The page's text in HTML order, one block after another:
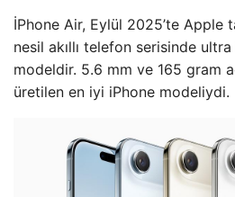
İPhone Air, Eylül 2025’te Apple
nesil akıllı telefon serisinde
modeldir. 5.6 mm ve 165 gram
üretilen en iyi iPhone modeliydi.